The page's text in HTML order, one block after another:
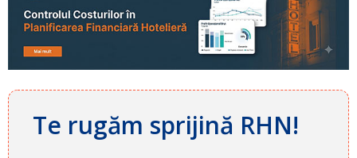
Te rugăm sprijină RHN!